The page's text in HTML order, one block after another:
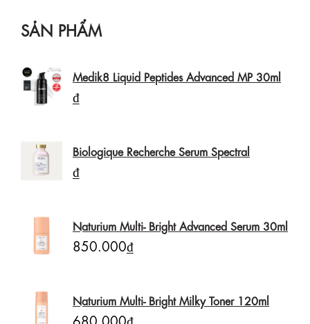
SẢN PHẨM
Medik8 Liquid Peptides Advanced MP 30ml
₫
Biologique Recherche Serum Spectral
₫
Naturium Multi- Bright Advanced Serum 30ml
850.000₫
Naturium Multi- Bright Milky Toner 120ml
680.000₫